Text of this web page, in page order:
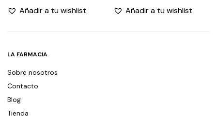
Añadir a tu wishlist Añadir a tu wishlist
LA FARMACIA
Sobre nosotros
Contacto
Blog
Tienda